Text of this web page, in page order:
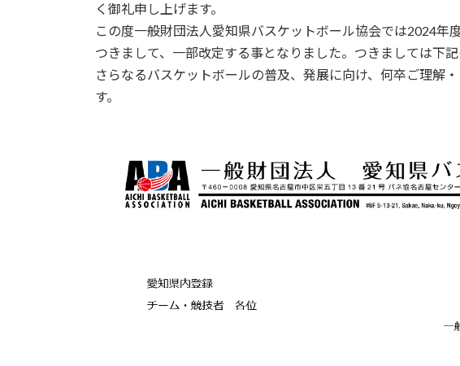
:
く御礼申し上げます。
この度一般財団法人愛知県バスケットボール協会では2024年
つきまして、一部改定する事となりました。つきましては下
さらなるバスケットボールの普及、発展に向け、何卒ご理解
す。